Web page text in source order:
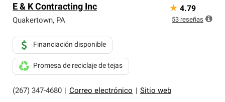
E & K Contracting Inc
Quakertown, PA
(267) 347-4680 Correo electrónico Sitio web
Financiación disponible
Promesa de reciclaje de tejas
★ 4.79
53 reseñas